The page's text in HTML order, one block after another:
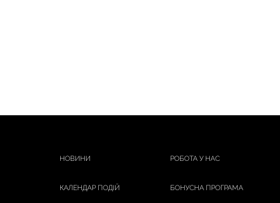
НОВИНИ РОБОТА У НАС
КАЛЕНДАР ПОДІЙ БОНУСНА ПРОГРАМА